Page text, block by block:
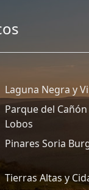
Laguna Negra y
Parque del
Lobos
Pinares Soria
Tierras Altas y